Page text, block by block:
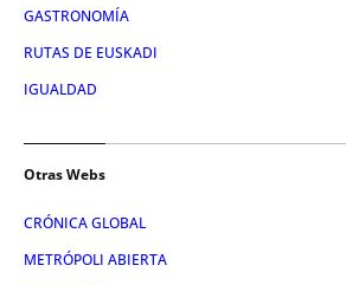
GASTRONOMÍA
RUTAS DE EUSKADI
IGUALDAD
Otras Webs
CRÓNICA GLOBAL
METRÓPOLI ABIERTA